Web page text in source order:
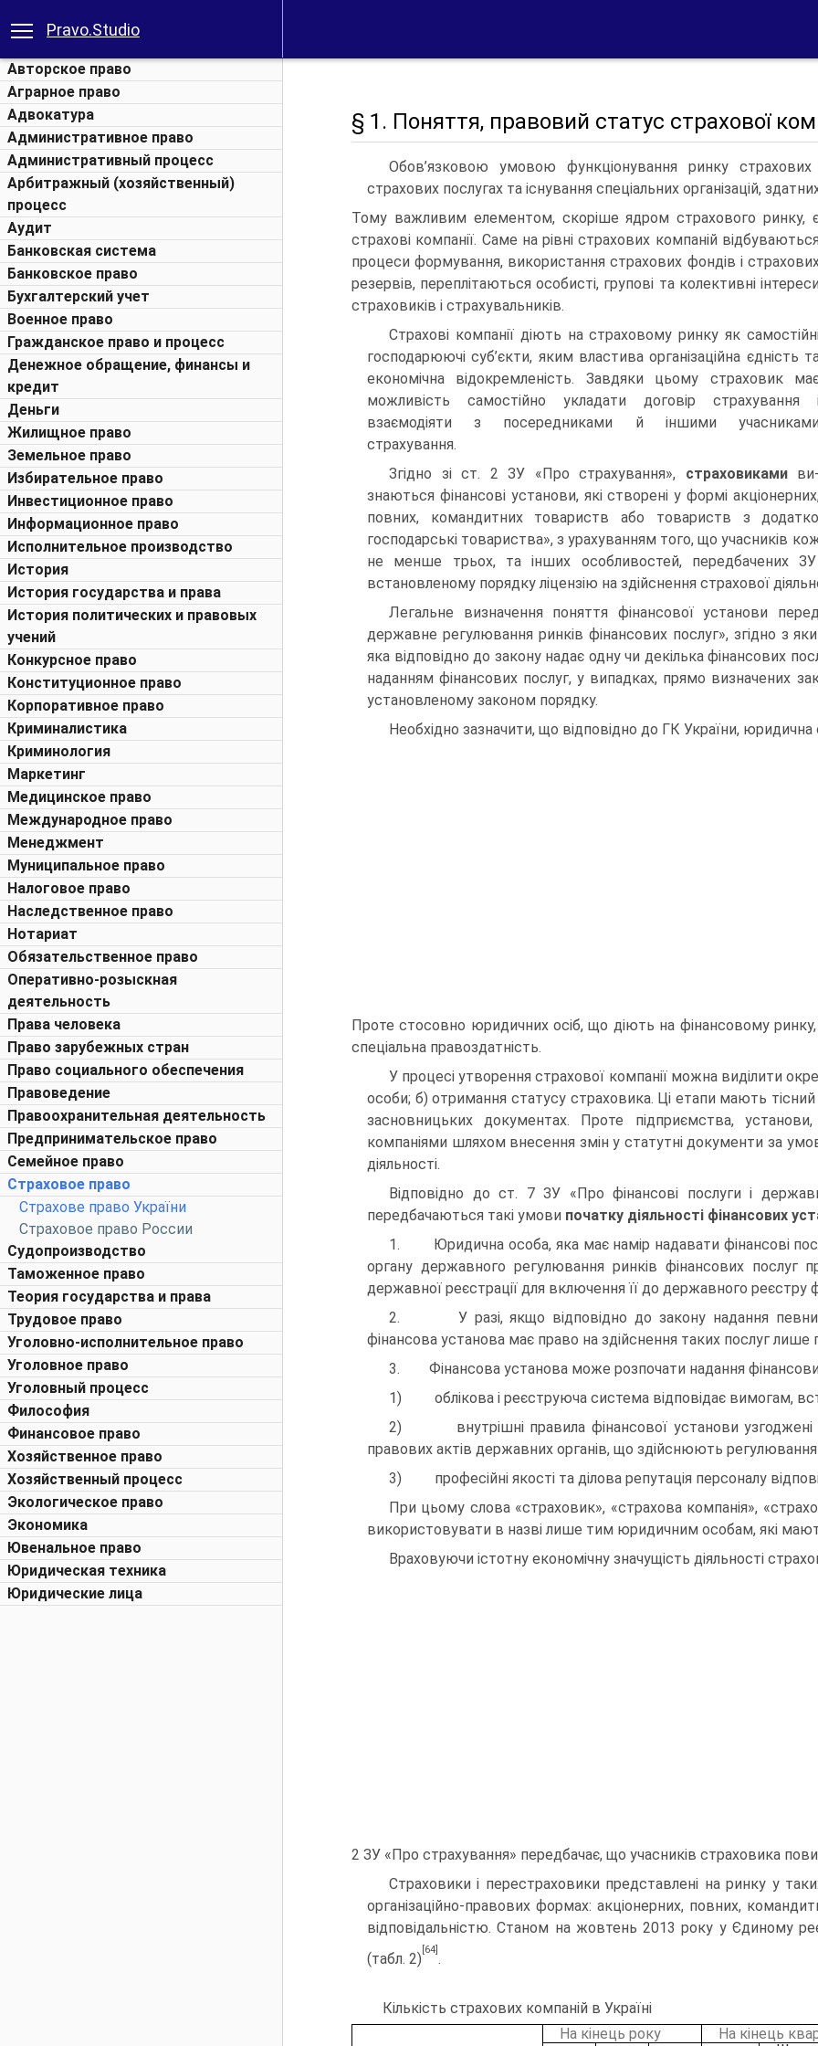
Pravo.Studio
Авторское право
Аграрное право
Адвокатура
Административное право
Административный процесс
Арбитражный (хозяйственный)
процесс
Аудит
Банковская система
Банковское право
Бухгалтерский учет
Военное право
Гражданское право и процесс
Денежное обращение, финансы и
кредит
Деньги
Жилищное право
Земельное право
Избирательное право
Инвестиционное право
Информационное право
Исполнительное производство
История
История государства и права
История политических и правовых
учений
Конкурсное право
Конституционное право
Корпоративное право
Криминалистика
Криминология
Маркетинг
Медицинское право
Международное право
Менеджмент
Муниципальное право
Налоговое право
Наследственное право
Нотариат
Обязательственное право
Оперативно-розыскная
деятельность
Права человека
Право зарубежных стран
Право социального обеспечения
Правоведение
Правоохранительная деятельность
Предпринимательское право
Семейное право
Страховое право
Страхове право України
Страховое право России
Судопроизводство
Таможенное право
Теория государства и права
Трудовое право
Уголовно-исполнительное право
Уголовное право
Уголовный процесс
Философия
Финансовое право
Хозяйственное право
Хозяйственный процесс
Экологическое право
Экономика
Ювенальное право
Юридическая техника
Юридические лица
§ 1. Поняття, правовий статус страхової
Обов’язковою умовою функціонування ринку
страхових послугах та існування спеціальних організацій,
Тому важливим елементом, скоріше ядром страхового ринку,
страхові компанії. Саме на рівні страхових компаній
процеси формування, використання страхових фондів і
резервів, переплітаються особисті, групові та колективні
страховиків і страхувальників.
Страхові компанії діють на страховому ринку як
господарюючі суб’єкти, яким властива організаційна єдність
економічна відокремленість. Завдяки цьому страховик
можливість самостійно укладати договір страхування
взаємодіяти з посередниками й іншими
страхування.
Згідно зі ст. 2 ЗУ «Про страхування», страховиками
знаються фінансові установи, які створені у формі
повних, командитних товариств або товариств з
господарські товариства», з урахуванням того, що учасників
не менше трьох, та інших особливостей, передбачених
встановленому порядку ліцензію на здійснення страхової
Легальне визначення поняття фінансової установи
державне регулювання ринків фінансових послуг», згідно з
яка відповідно до закону надає одну чи декілька фінансових
на­данням фінансових послуг, у випадках, прямо визначених
установленому законом порядку.
Необхідно зазначити, що відповідно до ГК України,
Проте стосовно юридич­них осіб, що діють на фінансовому
спеціальна правоздатність.
У процесі утворення страхової компанії можна виділити
особи; б) отри­мання статусу страховика. Ці етапи мають тісний
засновницьких документах. Проте підприємства,
компаніями шляхом внесення змін у статутні документи за
діяльності.
Відповідно до ст. 7 ЗУ «Про фінансові послуги і
передбачаються такі умови початку діяльності фінансових
1. Юридична особа, яка має намір надавати фінансові
органу державного регулю­вання ринків фінансових послуг
державної реєстрації для включення її до державного реєстру
2. У разі, якщо відповідно до закону надання певних
фінансова установа має право на здійснення таких послуг лише
3. Фінансова установа може розпочати надання
1) облікова і реєструюча система відповідає вимогам,
2) внутрішні правила фінансової установи узгоджені
правових актів державних органів, що здійснюють
3) професійні якості та ділова репутація персоналу
При цьому слова «страховик», «страхова компанія»,
використовувати в назві лише тим юридичним особам, які
Враховуючи істотну економічну значущість діяльності
2 ЗУ «Про страхування» передбачає, що учасників страховика
Страховики і перестраховики представлені на ринку у
організаційно-правових формах: акціонерних, повних,
відповідальністю. Станом на жовтень 2013 року у Єдиному
(табл. 2)
[64]
.
Кількість страхових компаній в Україні
На кінець року На кінець